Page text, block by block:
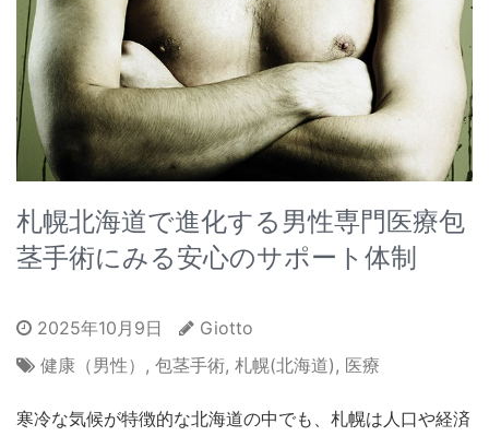
札幌北海道で進化する男性専門医療包
茎手術にみる安心のサポート体制
2025年10月9日
Giotto
健康（男性） , 包茎手術, 札幌(北海道), 医療
寒冷な気候が特徴的な北海道の中でも、札幌は人口や経済